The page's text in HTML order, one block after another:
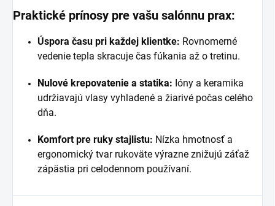
Praktické prínosy pre vašu salónnu prax:
Úspora času pri každej klientke: Rovnomerné
vedenie tepla skracuje čas fúkania až o tretinu.
Nulové krepovatenie a statika: Ióny a keramika
udržiavajú vlasy vyhladené a žiarivé počas celého
dňa.
Komfort pre ruky stajlistu: Nízka hmotnosť a
ergonomický tvar rukoväte výrazne znižujú záťaž
zápästia pri celodennom používaní.